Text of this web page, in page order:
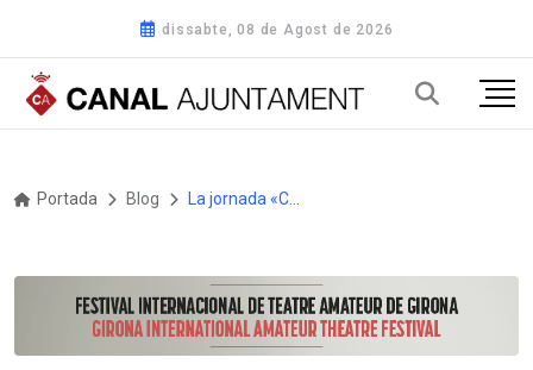
dissabte, 08 de Agost de 2026
Portada Blog